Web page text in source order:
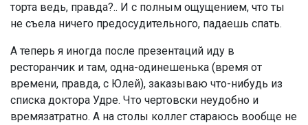
торта ведь, правда?.. И с полным ощущением, что ты
не съела ничего предосудительного, падаешь спать.
А теперь я иногда после презентаций иду в
ресторанчик и там, одна-одинешенька (время от
времени, правда, с Юлей), заказываю что-нибудь из
списка доктора Удре. Что чертовски неудобно и
времязатратно. А на столы коллег стараюсь вообще не